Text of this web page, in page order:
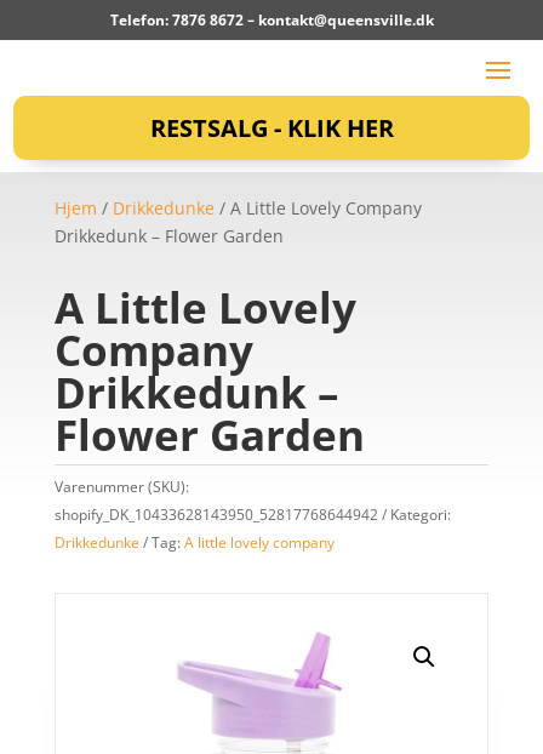
Telefon: 7876 8672 – kontakt@queensville.dk
RESTSALG - KLIK HER
Hjem / Drikkedunke / A Little Lovely Company
Drikkedunk – Flower Garden
A Little Lovely
Company
Drikkedunk –
Flower Garden
Varenummer (SKU):
shopify_DK_10433628143950_52817768644942
Kategori:
Drikkedunke
Tag:A little lovely company